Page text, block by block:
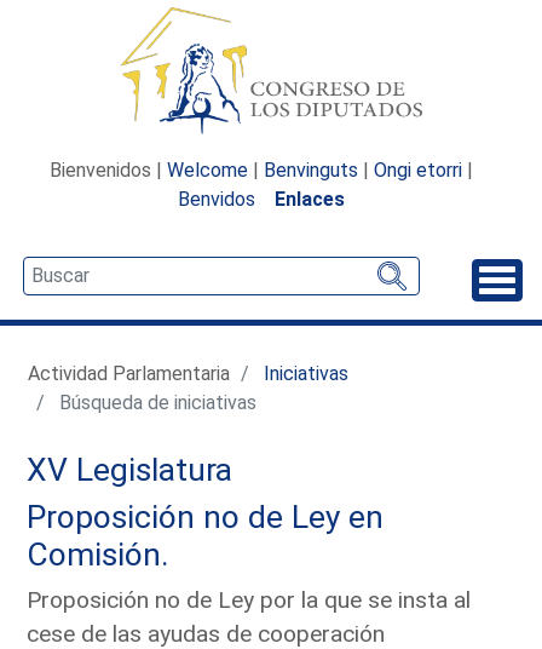
Bienvenidos | Welcome | Benvinguts | Ongi etorri |
Benvidos
Enlaces
Actividad Parlamentaria
Iniciativas
Búsqueda de iniciativas
XV Legislatura
Proposición no de Ley en
Comisión.
Proposición no de Ley por la que se insta al
cese de las ayudas de cooperación